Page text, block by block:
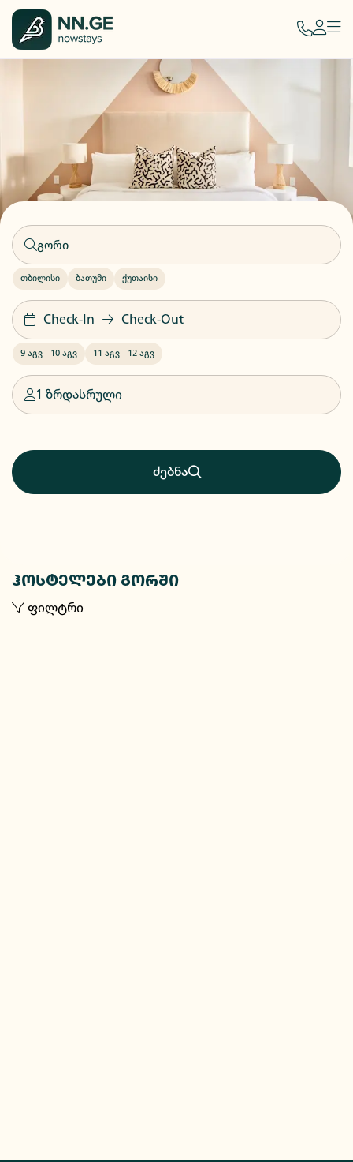
თბილისი ბათუმი ქუთაისი
Check-In Check-Out
9 აგვ - 10 აგვ 11 აგვ - 12 აგვ
1 ზრდასრული
ძებნა
ჰოსტელები გორში
ფილტრი